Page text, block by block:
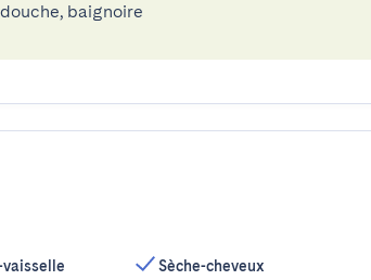
baignoire
vaisselle
Sèche-cheveux